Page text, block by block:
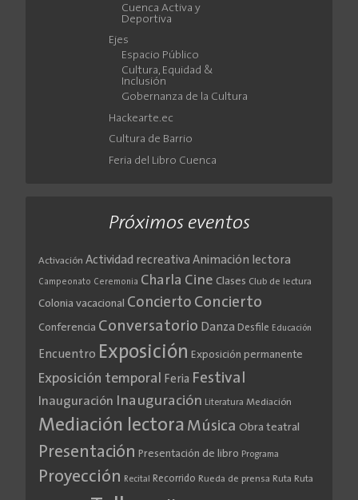
Cuenca Activa y
Deportiva
Ejes
Espacio Público
Cultura, Equidad &
Inclusión
Gobernanza de la Cultura
Hackearte.ec
Cultura de Barrio
Feria del Libro Cuenca
Próximos eventos
Activación Actividad recreativa Animación lectora
Campeonato Ceremonia Charla Cine Clases Club de lectura
Colonia vacacional Concierto Concierto
Conferencia Conversatorio Danza Desfile Educación
Encuentro Exposición Exposición permanente
Exposición temporal Feria Festival
Inauguración Inauguración Literatura Mediación
Mediación lectora Música Obra teatral
Presentación Presentación de libro Programa
Proyección Recital Recorrido Rueda de prensa Ruta Ruta